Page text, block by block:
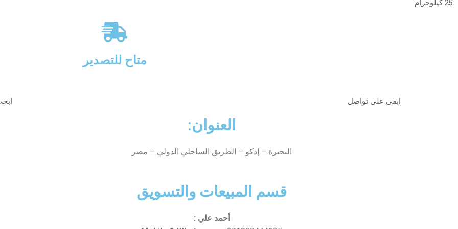
متاح للتصدير
ابقى على تواصل
العنوان:
البحيرة – إدكو – الطريق الساحلي الدولي – مصر
قسم المبيعات والتسويق
أحمد علي :